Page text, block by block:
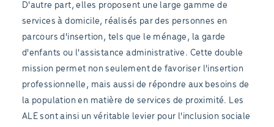
D'autre part, elles proposent une large gamme de
services à domicile, réalisés par des personnes en
parcours d'insertion, tels que le ménage, la garde
d'enfants ou l'assistance administrative. Cette double
mission permet non seulement de favoriser l'insertion
professionnelle, mais aussi de répondre aux besoins de
la population en matière de services de proximité. Les
ALE sont ainsi un véritable levier pour l'inclusion sociale